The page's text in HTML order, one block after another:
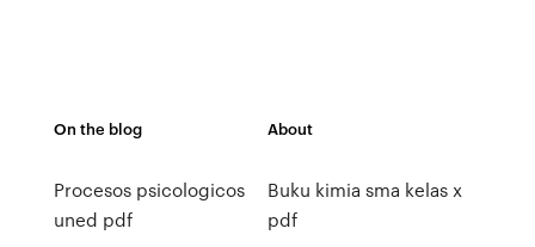
On the blog
Procesos psicologicos
uned pdf
About
Buku kimia sma kelas x
pdf